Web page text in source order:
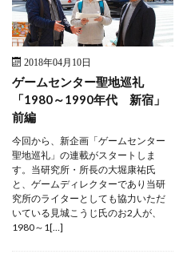
2018年04月10日
ゲームセンター聖地巡礼
「1980～1990年代 新宿」
前編
今回から、新企画「ゲームセンター
聖地巡礼」の連載がスタートしま
す。当研究所・所長の大堀康祐氏
と、ゲームディレクターであり当研
究所のライターとしても協力いただ
いている見城こうじ氏のお2人が、
1980～1[…]